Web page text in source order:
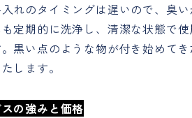
れのタイミングは遅いので、臭
定期的に洗浄し、清潔な状態で
黒い点のような物が付き始めて
します。
の強みと価格